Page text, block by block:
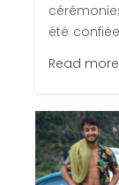
été
Read